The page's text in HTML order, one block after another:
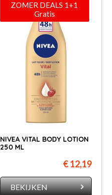
ZOMER DEALS 1+1
Gratis
NIVEA VITAL BODY LOTION
250 ML
€ 12,19
BEKIJKEN